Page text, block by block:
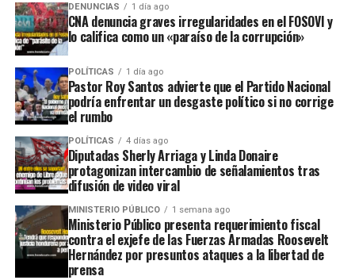
DENUNCIAS 1 día ago
CNA denuncia graves irregularidades en el FOSOVI y
lo califica como un «paraíso de la corrupción»
POLÍTICAS 1 día ago
Pastor Roy Santos advierte que el Partido Nacional
podría enfrentar un desgaste político si no corrige
el rumbo
POLÍTICAS 4 días ago
Diputadas Sherly Arriaga y Linda Donaire
protagonizan intercambio de señalamientos tras
difusión de video viral
MINISTERIO PÚBLICO 1 semana ago
Ministerio Público presenta requerimiento fiscal
contra el exjefe de las Fuerzas Armadas Roosevelt
Hernández por presuntos ataques a la libertad de
prensa